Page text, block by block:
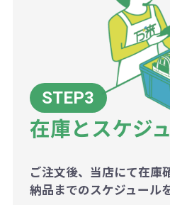
在庫とスケジ
ご注文後、当店にて在庫
納品までのスケジュール